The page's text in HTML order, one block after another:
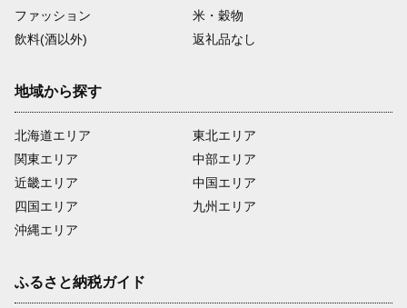
ファッション
米・穀物
飲料(酒以外)
返礼品なし
地域から探す
北海道エリア
関東エリア
近畿エリア
四国エリア
沖縄エリア
東北エリア
中部エリア
中国エリア
九州エリア
ふるさと納税ガイド